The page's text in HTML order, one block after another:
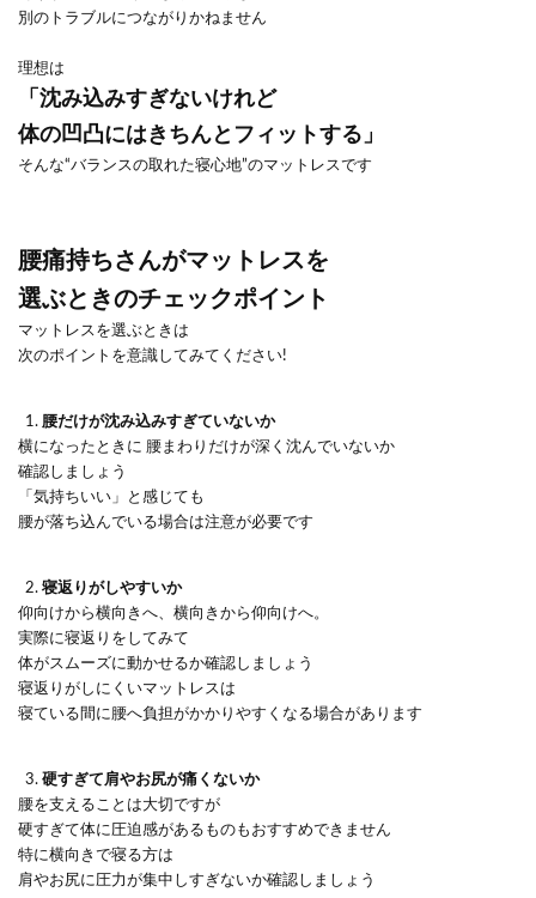
別のトラブルにつながりかねません
理想は
「沈み込みすぎないけれど
体の凹凸にはきちんとフィットする」
そんな“バランスの取れた寝心地”のマットレスです
腰痛持ちさんがマットレスを
選ぶときのチェックポイント
マットレスを選ぶときは
次のポイントを意識してみてください!
腰だけが沈み込みすぎていないか
横になったときに 腰まわりだけが深く沈んでいないか
確認しましょう
「気持ちいい」と感じても
腰が落ち込んでいる場合は注意が必要です
寝返りがしやすいか
仰向けから横向きへ、横向きから仰向けへ。
実際に寝返りをしてみて
体がスムーズに動かせるか確認しましょう
寝返りがしにくいマットレスは
寝ている間に腰へ負担がかかりやすくなる場合があります
硬すぎて肩やお尻が痛くないか
腰を支えることは大切ですが
硬すぎて体に圧迫感があるものもおすすめできません
特に横向きで寝る方は
肩やお尻に圧力が集中しすぎないか確認しましょう